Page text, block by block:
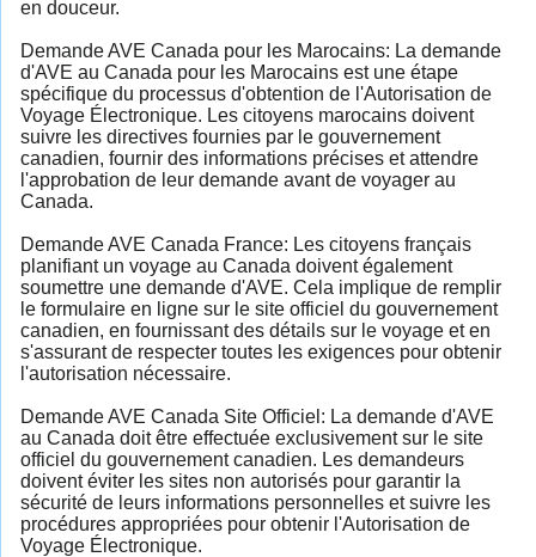
en douceur.
Demande AVE Canada pour les Marocains: La demande
d'AVE au Canada pour les Marocains est une étape
spécifique du processus d'obtention de l'Autorisation de
Voyage Électronique. Les citoyens marocains doivent
suivre les directives fournies par le gouvernement
canadien, fournir des informations précises et attendre
l'approbation de leur demande avant de voyager au
Canada.
Demande AVE Canada France: Les citoyens français
planifiant un voyage au Canada doivent également
soumettre une demande d'AVE. Cela implique de remplir
le formulaire en ligne sur le site officiel du gouvernement
canadien, en fournissant des détails sur le voyage et en
s'assurant de respecter toutes les exigences pour obtenir
l'autorisation nécessaire.
Demande AVE Canada Site Officiel: La demande d'AVE
au Canada doit être effectuée exclusivement sur le site
officiel du gouvernement canadien. Les demandeurs
doivent éviter les sites non autorisés pour garantir la
sécurité de leurs informations personnelles et suivre les
procédures appropriées pour obtenir l'Autorisation de
Voyage Électronique.